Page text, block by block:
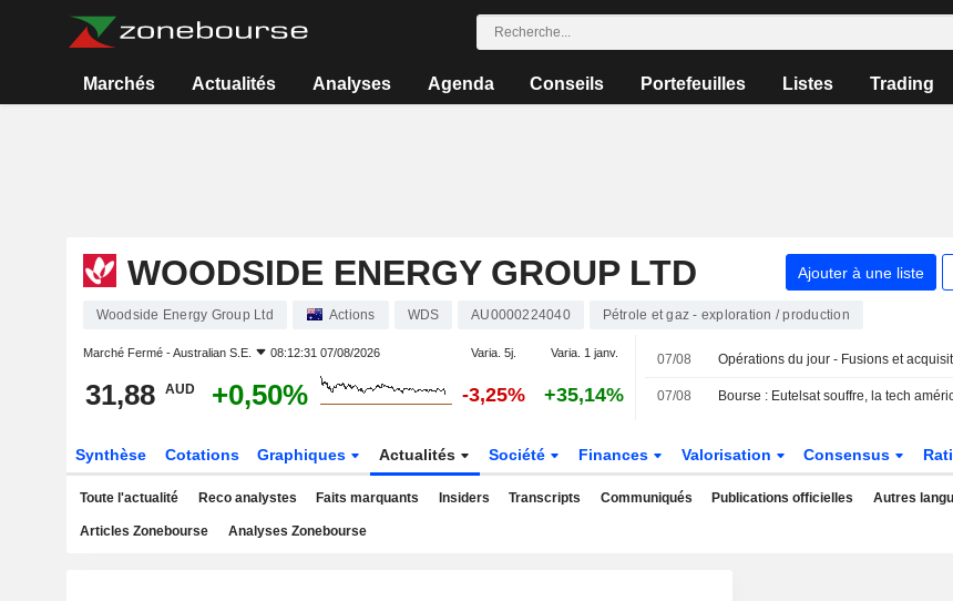
Marchés Actualités Analyses Agenda Conseils Portefeuilles Listes Trading
WOODSIDE ENERGY GROUP LTD Ajouter à une liste
Woodside Energy Group Ltd Actions WDS AU0000224040 Pétrole et gaz - exploration / production
Marché Fermé -Australian S.E. 08:12:31 07/08/2026 Varia. 5j. Varia. 1 janv.
31,88 AUD +0,50% -3,25% +35,14%
07/08 Opérations du jour - Fusions et
07/08
Synthèse Cotations Graphiques Actualités Société Finances Valorisation Consensus
Toute l'actualité Reco analystes Faits marquants Insiders Transcripts Communiqués Publications officielles Autres
Articles Zonebourse Analyses Zonebourse